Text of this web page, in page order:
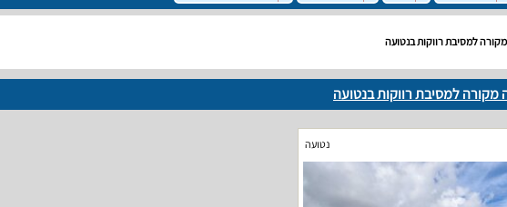
למסיבת רווקות בנטועה
מקורה למסיבת רווקות בנטועה
נטועה